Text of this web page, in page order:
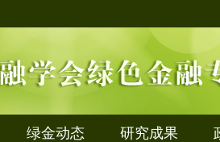
绿金动态 研究成果